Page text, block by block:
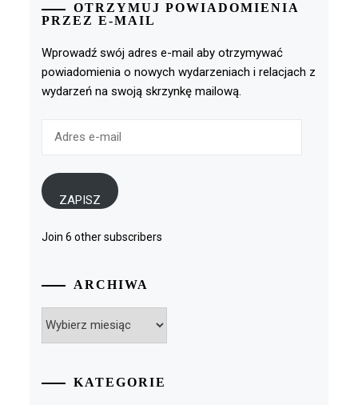
OTRZYMUJ POWIADOMIENIA
PRZEZ E-MAIL
Wprowadź swój adres e-mail aby otrzymywać
powiadomienia o nowych wydarzeniach i relacjach z
wydarzeń na swoją skrzynkę mailową.
ZAPISZ
Join 6 other subscribers
ARCHIWA
KATEGORIE